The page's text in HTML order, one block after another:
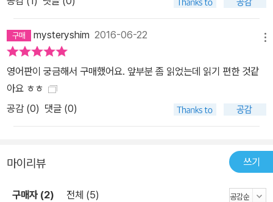
mysteryshim 2016-06-22
영어판이 궁금해서 구매했어요. 앞부분 좀 읽었는데 읽기 편한 것같
아요 ㅎㅎ
공감 (0) 댓글 (0)
마이리뷰 쓰기
구매자 (2) 전체 (5)